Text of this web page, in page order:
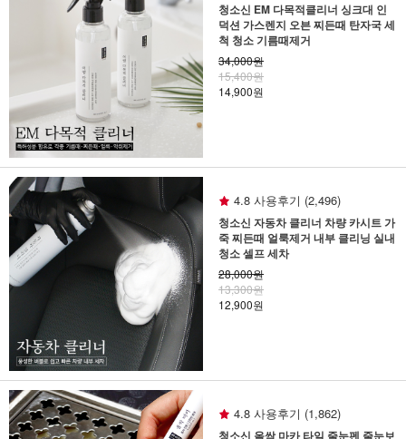
청소신 EM 다목적클리너 싱크대 인
덕션 가스렌지 오븐 찌든때 탄자국 세
척 청소 기름때제거
34,000원
15,400원
14,900원
4.8 사용후기 (2,496)
청소신 자동차 클리너 차량 카시트 가
죽 찌든때 얼룩제거 내부 클리닝 실내
청소 셀프 세차
28,000원
13,300원
12,900원
4.8 사용후기 (1,862)
청소신 올싹 마카 타일 줄눈펜 줄눈보